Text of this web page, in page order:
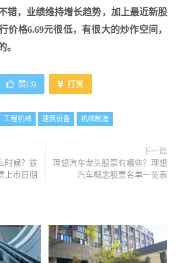
错，业绩维持增长趋势，加上最近新股
价格6.69元很低，有很大的炒作空间，
。
赞(3) 打赏
工程机械 建筑设备 机械制造
时候？铁
上市日期
下一篇
理想汽车龙头股票有哪些？理想
汽车概念股票名单一览表